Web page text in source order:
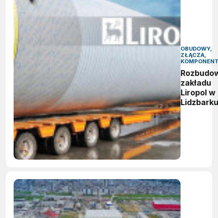
OBUDOWY,
ZŁĄCZA,
zakładu
Liropol w
Lidzbarku